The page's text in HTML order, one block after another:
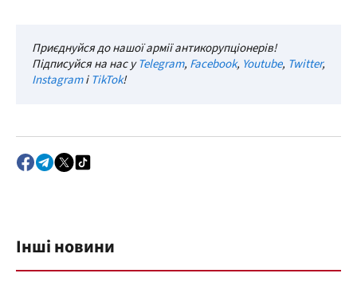
Приєднуйся до нашої армії антикорупціонерів!
Підписуйся на нас уTelegram, Facebook, Youtube, Twitter,
InstagramіTikTok!
Інші новини